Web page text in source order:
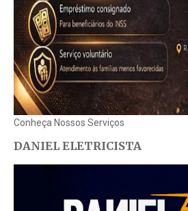
Conheça Nossos Serviços
DANIEL ELETRICISTA